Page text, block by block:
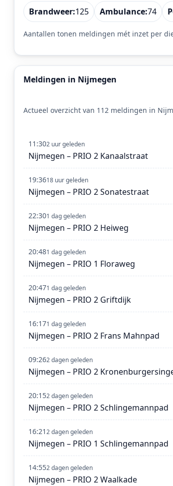
Brandweer:125 Ambulance:74
Aantallen tonen meldingen mét inzet per
Meldingen in Nijmegen
Actueel overzicht van 112 meldingen in
11:302 uur geleden
Nijmegen – PRIO 2 Kanaalstraat
19:3618 uur geleden
Nijmegen – PRIO 2 Sonatestraat
22:301 dag geleden
Nijmegen – PRIO 2 Heiweg
20:481 dag geleden
Nijmegen – PRIO 1 Floraweg
20:471 dag geleden
Nijmegen – PRIO 2 Griftdijk
16:171 dag geleden
Nijmegen – PRIO 2 Frans Mahnpad
09:262 dagen geleden
Nijmegen – PRIO 2
20:152 dagen geleden
Nijmegen – PRIO 2 Schlingemannpad
16:212 dagen geleden
Nijmegen – PRIO 1 Schlingemannpad
14:552 dagen geleden
Nijmegen – PRIO 2 Waalkade